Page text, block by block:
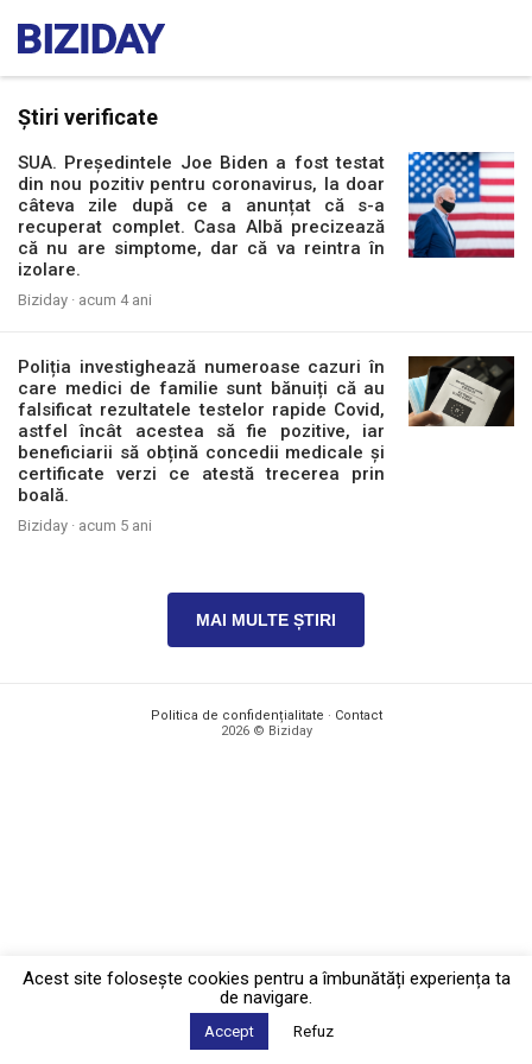
Știri verificate
SUA. Președintele Joe Biden a fost testat
din nou pozitiv pentru coronavirus, la doar
câteva zile după ce a anunțat că s-a
recuperat complet. Casa Albă precizează
că nu are simptome, dar că va reintra în
izolare.
Biziday · acum 4 ani
Poliția investighează numeroase cazuri în
care medici de familie sunt bănuiți că au
falsificat rezultatele testelor rapide Covid,
astfel încât acestea să fie pozitive, iar
beneficiarii să obțină concedii medicale și
certificate verzi ce atestă trecerea prin
boală.
Biziday · acum 5 ani
MAI MULTE ȘTIRI
Politica de confidențialitate · Contact
2026 © Biziday
Acest site foloseşte cookies pentru a îmbunătăți experiența ta
de navigare.
Accept Refuz